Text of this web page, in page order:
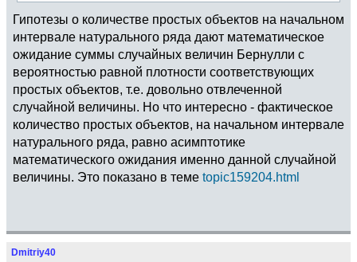
Гипотезы о количестве простых объектов на начальном
интервале натурального ряда дают математическое
ожидание суммы случайных величин Бернулли с
вероятностью равной плотности соответствующих
простых объектов, т.е. довольно отвлеченной
случайной величины. Но что интересно - фактическое
количество простых объектов, на начальном интервале
натурального ряда, равно асимптотике
математического ожидания именно данной случайной
величины. Это показано в теме topic159204.html
Dmitriy40